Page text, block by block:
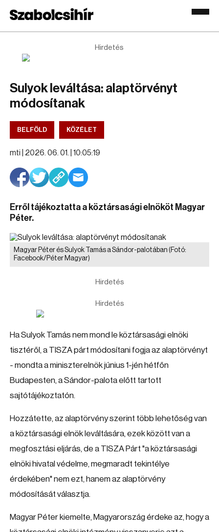
Hirdetés
Sulyok leváltása: alaptörvényt
módosítanak
BELFÖLD KÖZÉLET
mti | 2026. 06. 01. | 10:05:19
Erről tájékoztatta a köztársasági elnököt Magyar
Péter.
Magyar Péter és Sulyok Tamás a Sándor-palotában (Fotó:
Facebook/Péter Magyar)
Hirdetés
Hirdetés
Ha Sulyok Tamás nem mond le köztársasági elnöki
tisztéről, a TISZA párt módosítani fogja az alaptörvényt
- mondta a miniszterelnök június 1-jén hétfőn
Budapesten, a Sándor-palota előtt tartott
sajtótájékoztatón.
Hozzátette, az alaptörvény szerint több lehetőség van
a köztársasági elnök leváltására, ezek között van a
megfosztási eljárás, de a TISZA Párt "a köztársasági
elnöki hivatal védelme, megmaradt tekintélye
érdekében" nem ezt, hanem az alaptörvény
módosítását választja.
Magyar Péter kiemelte, Magyarország érdeke az, hogy a